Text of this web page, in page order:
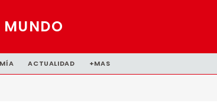
MUNDO
ACTUALIDAD +MAS